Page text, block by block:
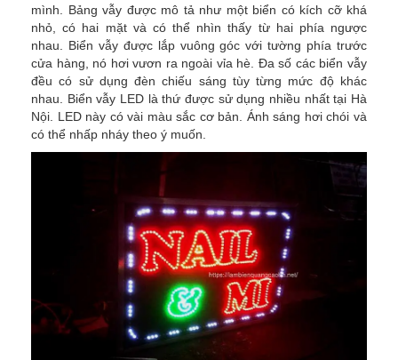
mình. Bảng vẫy được mô tả như một biển có kích cỡ khá
nhỏ, có hai mặt và có thể nhìn thấy từ hai phía ngược
nhau. Biển vẫy được lắp vuông góc với tường phía trước
cửa hàng, nó hơi vươn ra ngoài vỉa hè. Đa số các biển vẫy
đều có sử dụng đèn chiếu sáng tùy từng mức độ khác
nhau. Biển vẫy LED là thứ được sử dụng nhiều nhất tại Hà
Nội. LED này có vài màu sắc cơ bản. Ánh sáng hơi chói và
có thể nhấp nháy theo ý muốn.